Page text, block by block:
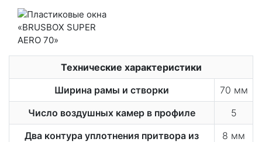
Технические характеристики
Ширина рамы и створки
70 мм
Число воздушных камер в профиле
5
Два контура уплотнения притвора из
8 мм